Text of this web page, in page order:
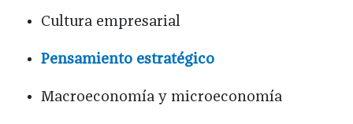
Cultura empresarial
Pensamiento estratégico
Macroeconomía y microeconomía